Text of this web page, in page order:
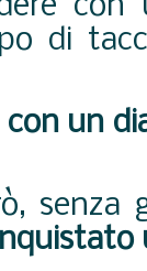
con
di
un
senza